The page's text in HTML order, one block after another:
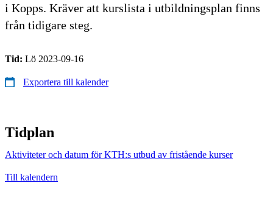
i Kopps. Kräver att kurslista i utbildningsplan finns
från tidigare steg.
Tid: Lö 2023-09-16
Exportera till kalender
Tidplan
Aktiviteter och datum för KTH:s utbud av fristående kurser
Till kalendern